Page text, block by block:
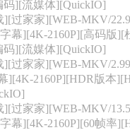
码][流媒体][QuickIO]
][过家家][WEB-MKV/
幕][4K-2160P][高码版][
码][流媒体][QuickIO]
][过家家][WEB-MKV/
][4K-2160P][HDR版本
][过家家][WEB-MKV/
幕][4K-2160P][60帧率